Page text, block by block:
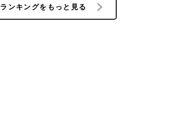
ランキングをもっと見る